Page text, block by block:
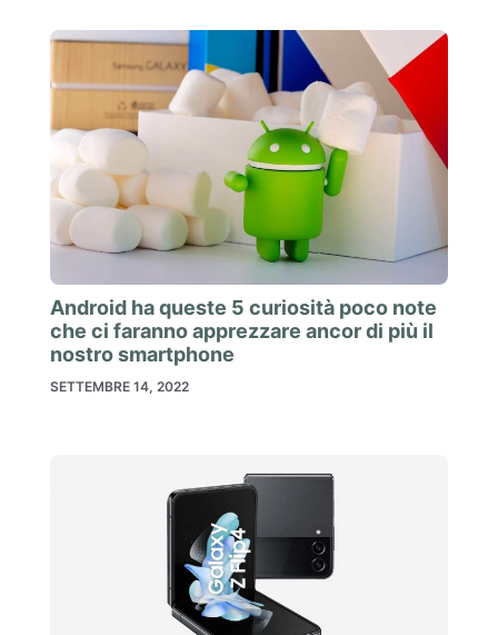
Android ha queste 5 curiosità poco note
che ci faranno apprezzare ancor di più il
nostro smartphone
SETTEMBRE 14, 2022